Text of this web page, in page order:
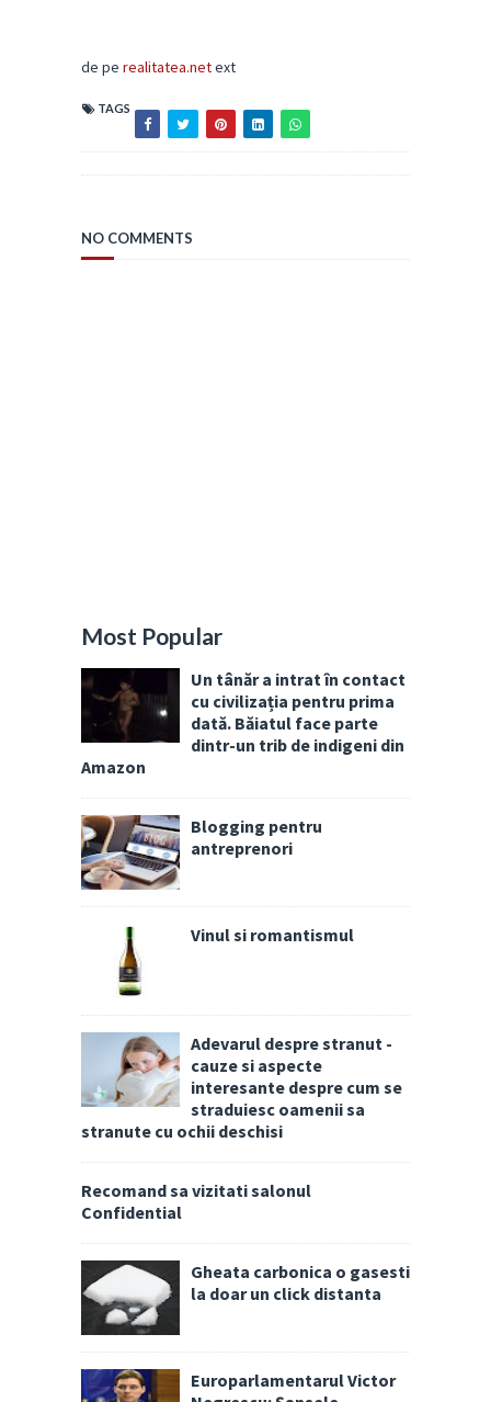
de pe realitatea.netext
TAGS
NO COMMENTS
Most Popular
Un tânăr a intrat în contact
cu civilizația pentru prima
dată. Băiatul face parte
dintr-un trib de indigeni din
Amazon
Blogging pentru
antreprenori
Vinul si romantismul
Adevarul despre stranut -
cauze si aspecte
interesante despre cum se
straduiesc oamenii sa
stranute cu ochii deschisi
Recomand sa vizitati salonul
Confidential
Gheata carbonica o gasesti
la doar un click distanta
Europarlamentarul Victor